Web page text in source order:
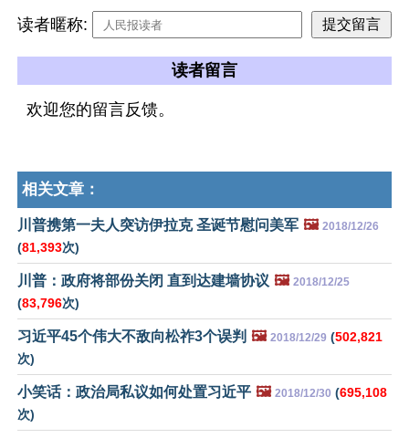
读者暱称:
读者留言
欢迎您的留言反馈。
相关文章：
川普携第一夫人突访伊拉克 圣诞节慰问美军 🖼️ 2018/12/26
(81,393次)
川普：政府将部份关闭 直到达建墙协议 🖼️ 2018/12/25
(83,796次)
习近平45个伟大不敌向松祚3个误判 🖼️ 2018/12/29 (502,821
次)
小笑话：政治局私议如何处置习近平 🖼️ 2018/12/30 (695,108
次)